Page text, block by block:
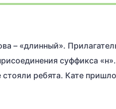
– «длинный».
суффикса
ребята. Кате